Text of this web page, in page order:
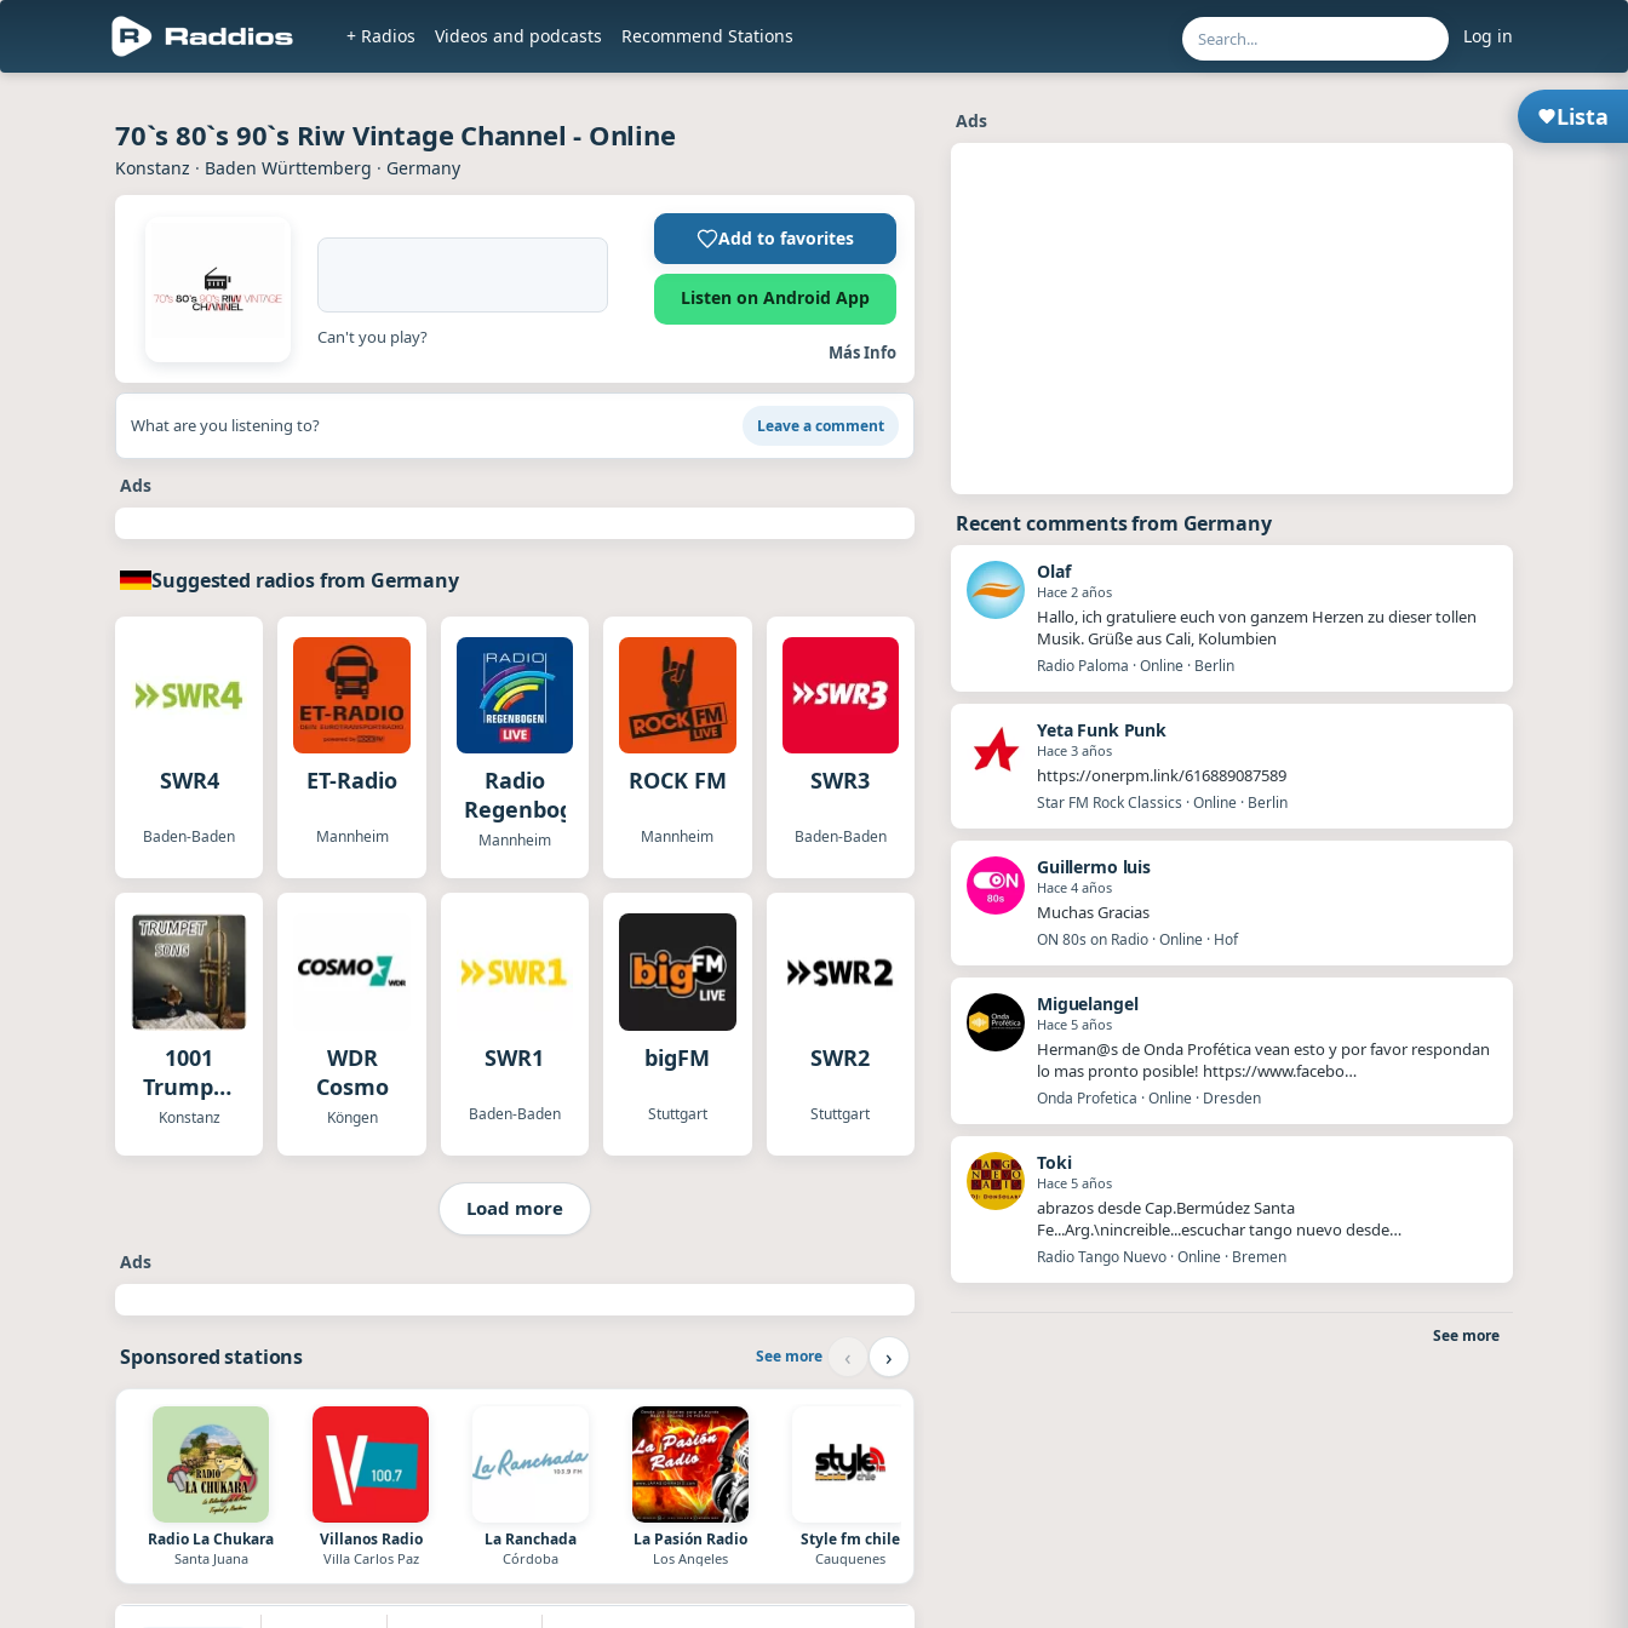
Log in
+ Radios Videos and podcasts Recommend Stations
Lista
70`s 80`s 90`s Riw Vintage Channel - Online
Konstanz · Baden Württemberg · Germany
Can't you play?
Add to favorites
Listen on Android App
Más Info
What are you listening to? Leave a comment
Ads
Suggested radios from Germany
SWR4
Baden-Baden
ET-Radio
Mannheim
Radio
Regenbogen
Mannheim
ROCK FM
Mannheim
SWR3
Baden-Baden
1001
Trumpet
Song
Konstanz
WDR
Cosmo
Köngen
SWR1
Baden-Baden
bigFM
Stuttgart
SWR2
Stuttgart
Load more
Ads
Sponsored stations See more ‹ ›
Radio La Chukara
Santa Juana
Villanos Radio
Villa Carlos Paz
La Ranchada
Córdoba
La Pasión Radio
Los Angeles
Style fm chile
Cauquenes
Ads
Recent comments from Germany
Olaf
Hace 2 años
Hallo, ich gratuliere euch von ganzem Herzen zu dieser tollen
Musik. Grüße aus Cali, Kolumbien
Radio Paloma · Online · Berlin
Yeta Funk Punk
Hace 3 años
https://onerpm.link/616889087589
Star FM Rock Classics · Online · Berlin
Guillermo luis
Hace 4 años
Muchas Gracias
ON 80s on Radio · Online · Hof
Miguelangel
Hace 5 años
Herman@s de Onda Profética vean esto y por favor respondan
lo mas pronto posible! https://www.facebo…
Onda Profetica · Online · Dresden
Toki
Hace 5 años
abrazos desde Cap.Bermúdez Santa
Fe...Arg.\nincreible...escuchar tango nuevo desde
Alemania..\nmucha…
Radio Tango Nuevo · Online · Bremen
See more